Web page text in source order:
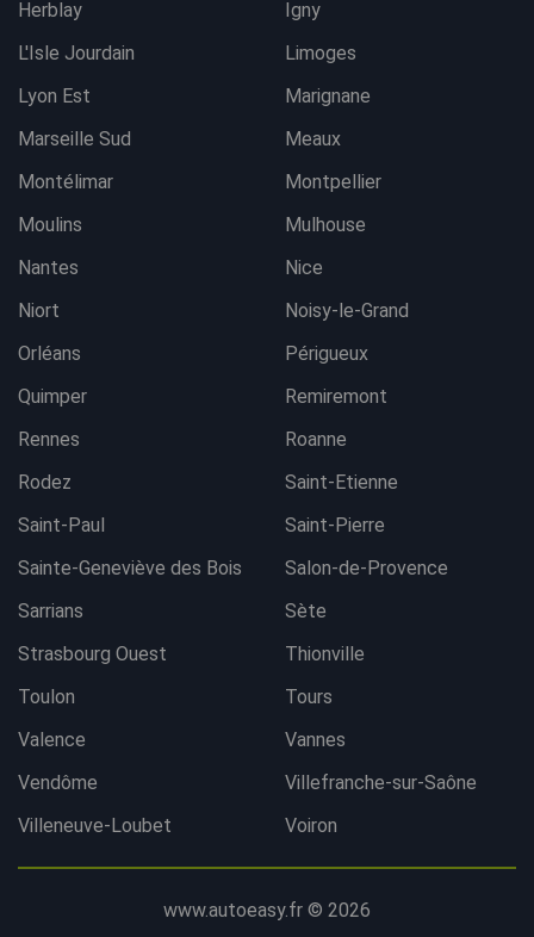
Herblay
Igny
L'Isle Jourdain
Limoges
Lyon Est
Marignane
Marseille Sud
Meaux
Montélimar
Montpellier
Moulins
Mulhouse
Nantes
Nice
Niort
Noisy-le-Grand
Orléans
Périgueux
Quimper
Remiremont
Rennes
Roanne
Rodez
Saint-Etienne
Saint-Paul
Saint-Pierre
Sainte-Geneviève des Bois
Salon-de-Provence
Sarrians
Sète
Strasbourg Ouest
Thionville
Toulon
Tours
Valence
Vannes
Vendôme
Villefranche-sur-Saône
Villeneuve-Loubet
Voiron
www.autoeasy.fr © 2026